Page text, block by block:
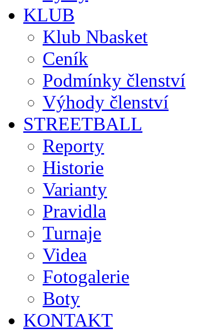
KLUB
Klub Nbasket
Ceník
Podmínky členství
Výhody členství
STREETBALL
Reporty
Historie
Varianty
Pravidla
Turnaje
Videa
Fotogalerie
Boty
KONTAKT